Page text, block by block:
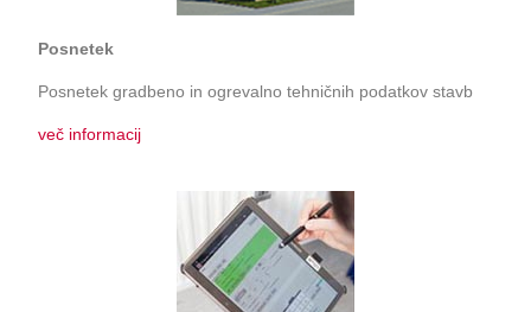
Posnetek
Posnetek gradbeno in ogrevalno tehničnih podatkov stavb
več informacij